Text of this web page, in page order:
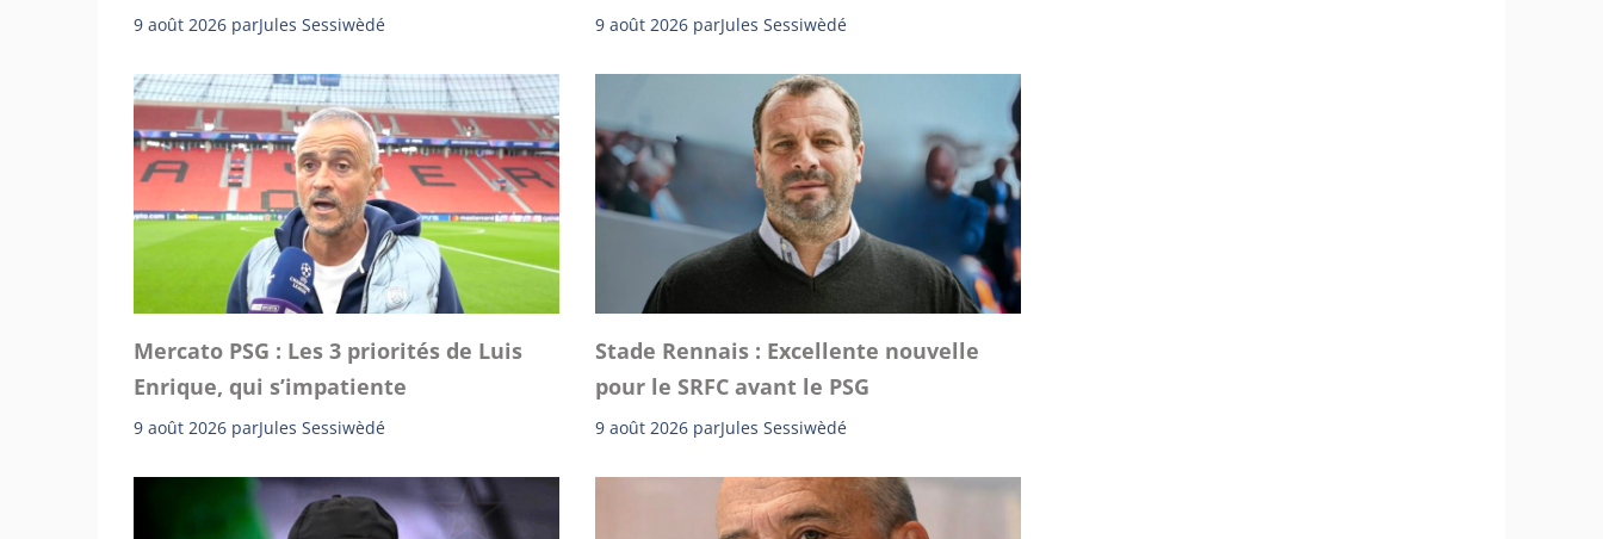
9 août 2026 parJules Sessiwèdé 9 août 2026 parJules Sessiwèdé
Mercato PSG : Les 3 priorités de Luis
Enrique, qui s’impatiente
9 août 2026 parJules Sessiwèdé
Stade Rennais : Excellente nouvelle
pour le SRFC avant le PSG
9 août 2026 parJules Sessiwèdé